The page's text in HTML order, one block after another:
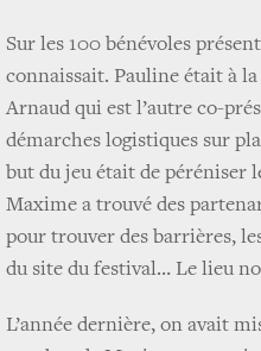
Sur les 100 bénévoles
connaissait. Pauline était à
Arnaud qui est l’autre co-
démarches logistiques sur
but du jeu était de péréniser
Maxime a trouvé des
pour trouver des barrières,
du site du festival… Le lieu
L’année dernière, on avait